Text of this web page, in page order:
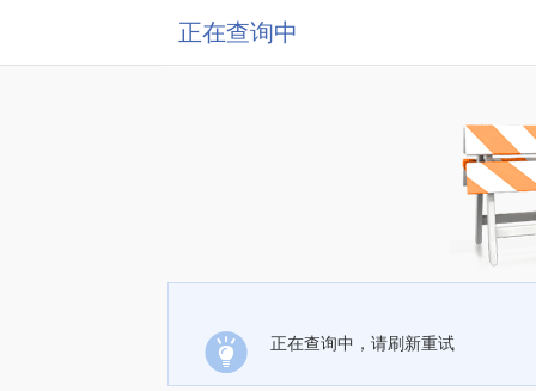
正在查询中
正在查询中，请刷新重试